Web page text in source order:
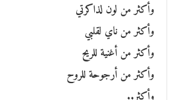
وأكثر من لون لذاكرتي
وأكثر من ناي لقلبي
وأكثر من أغنية للريح
وأكثر من أرجوحة للروح